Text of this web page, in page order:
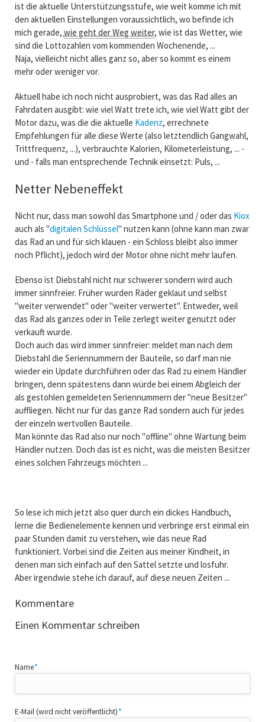
ist die aktuelle Unterstützungsstufe, wie weit komme ich mit
den aktuellen Einstellungen voraussichtlich, wo befinde ich
mich gerade, wie geht der Weg weiter, wie ist das Wetter, wie
sind die Lottozahlen vom kommenden Wochenende, ...
Naja, vielleicht nicht alles ganz so, aber so kommt es einem
mehr oder weniger vor.
Aktuell habe ich noch nicht ausprobiert, was das Rad alles an
Fahrdaten ausgibt: wie viel Watt trete ich, wie viel Watt gibt der
Motor dazu, was die die aktuelle Kadenz, errechnete
Empfehlungen für alle diese Werte (also letztendlich Gangwahl,
Trittfrequenz, ...), verbrauchte Kalorien, Kilometerleistung, ... -
und - falls man entsprechende Technik einsetzt: Puls, ...
Netter Nebeneffekt
Nicht nur, dass man sowohl das Smartphone und / oder das Kiox
auch als "digitalen Schlüssel" nutzen kann (ohne kann man zwar
das Rad an und für sich klauen - ein Schloss bleibt also immer
noch Pflicht), jedoch wird der Motor ohne nicht mehr laufen.
Ebenso ist Diebstahl nicht nur schwerer sondern wird auch
immer sinnfreier. Früher wurden Räder geklaut und selbst
"weiter verwendet" oder "weiter verwertet". Entweder, weil
das Rad als ganzes oder in Teile zerlegt weiter genutzt oder
verkauft wurde.
Doch auch das wird immer sinnfreier: meldet man nach dem
Diebstahl die Seriennummern der Bauteile, so darf man nie
wieder ein Update durchführen oder das Rad zu einem Händler
bringen, denn spätestens dann würde bei einem Abgleich der
als gestohlen gemeldeten Seriennummern der "neue Besitzer"
auffliegen. Nicht nur für das ganze Rad sondern auch für jedes
der einzeln wertvollen Bauteile.
Man könnte das Rad also nur noch "offline" ohne Wartung beim
Händler nutzen. Doch das ist es nicht, was die meisten Besitzer
eines solchen Fahrzeugs möchten ...
So lese ich mich jetzt also quer durch ein dickes Handbuch,
lerne die Bedienelemente kennen und verbringe erst einmal ein
paar Stunden damit zu verstehen, wie das neue Rad
funktioniert. Vorbei sind die Zeiten aus meiner Kindheit, in
denen man sich einfach auf den Sattel setzte und losfuhr.
Aber irgendwie stehe ich darauf, auf diese neuen Zeiten ...
Kommentare
Einen Kommentar schreiben
Pflichtfeld
Name*
Pflichtfeld
E-Mail (wird nicht veröffentlicht)*